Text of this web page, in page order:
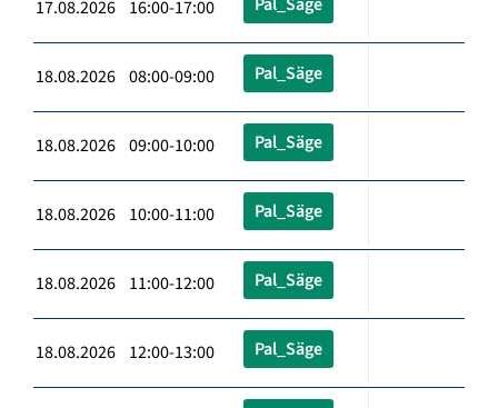
17.08.2026 16:00-17:00
18.08.2026 08:00-09:00 Pal_Säge
18.08.2026 09:00-10:00 Pal_Säge
18.08.2026 10:00-11:00 Pal_Säge
18.08.2026 11:00-12:00 Pal_Säge
18.08.2026 12:00-13:00 Pal_Säge